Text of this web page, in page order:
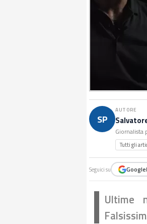
SP
AUTORE
Giornalista
Tutti gli
Seguici su Google
Ultime